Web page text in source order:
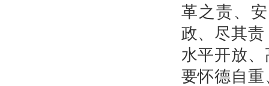
革之责、
政、尽其
水平开放
要怀德自